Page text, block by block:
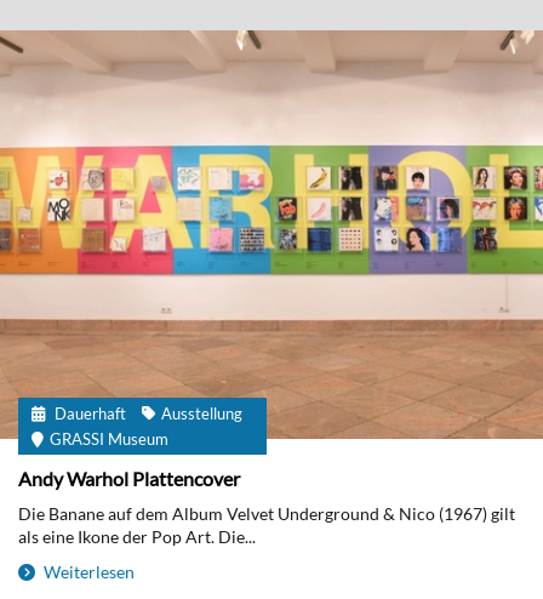
Dauerhaft
Ausstellung
GRASSI Museum
Andy Warhol Plattencover
Die Banane auf dem Album Velvet Underground & Nico (1967) gilt
als eine Ikone der Pop Art. Die...
Weiterlesen